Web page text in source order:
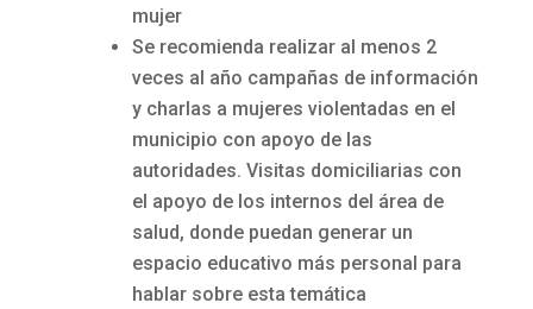
mujer
Se recomienda realizar al menos 2
veces al año campañas de información
y charlas a mujeres violentadas en el
municipio con apoyo de las
autoridades. Visitas domiciliarias con
el apoyo de los internos del área de
salud, donde puedan generar un
espacio educativo más personal para
hablar sobre esta temática